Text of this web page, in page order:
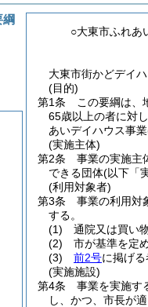
○大東市ふれあ
大東市街かどデイ
(目的)
第1条
この要綱は、
65歳以上の者に対
あいデイハウス事業
(実施主体)
第2条
事業の実施主
できる団体(以下「
(利用対象者)
第3条
事業の利用対
する。
(1)
通院又は買い
(2)
市が基準を定
(3)
前2号に掲げ
(実施施設)
第4条
事業を実施す
し、かつ、市長が